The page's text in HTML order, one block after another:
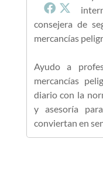
consejera de
mercancías
Ayudo a
mercancías
diario con la
y asesoría
conviertan en